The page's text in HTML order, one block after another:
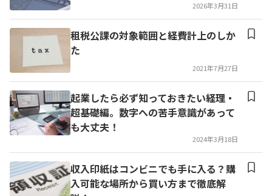
2026年3月31日
租税公課の対象範囲と経費計上のしか
た
2021年7月27日
起業したら必ず知っておきたい経理・
超基礎編。数字への苦手意識があって
も大丈夫！
2024年3月18日
収入印紙はコンビニでも手に入る？購
入可能な場所から買い方まで徹底解